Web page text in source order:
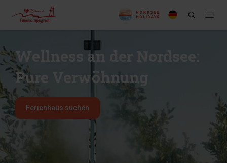
Wellness an der Nordsee:
Pure Verwöhnung
Ferienhaus suchen